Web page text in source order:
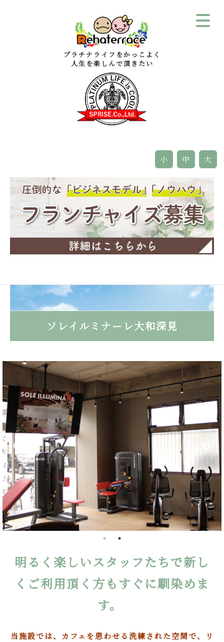
プラチナライフをかっこよく
人生を楽しんで頂きたい
小 中 大
ソレイルミナーレ大和深見
明るく楽しいスタッフたちで新し
くご利用頂く方もすぐに馴染めま
す。
当施設では、カフェを思わせる洗練された空間で、リ